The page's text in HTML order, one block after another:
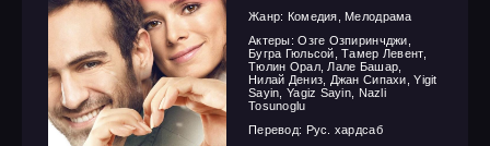
Жанр: Комедия, Мелодрама
Актеры:Озге Озпиринчджи,
Бугра Гюльсой, Тамер Левент,
Тюлин Орал, Лале Башар,
Нилай Дениз, Джан Сипахи, Yigit
Sayin, Yagiz Sayin, Nazli
Tosunoglu
Перевод: Рус. хардсаб